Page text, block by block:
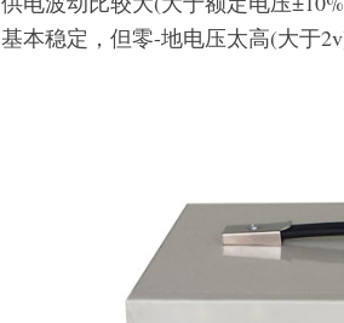
基本稳定，但零-地电压太高(大于